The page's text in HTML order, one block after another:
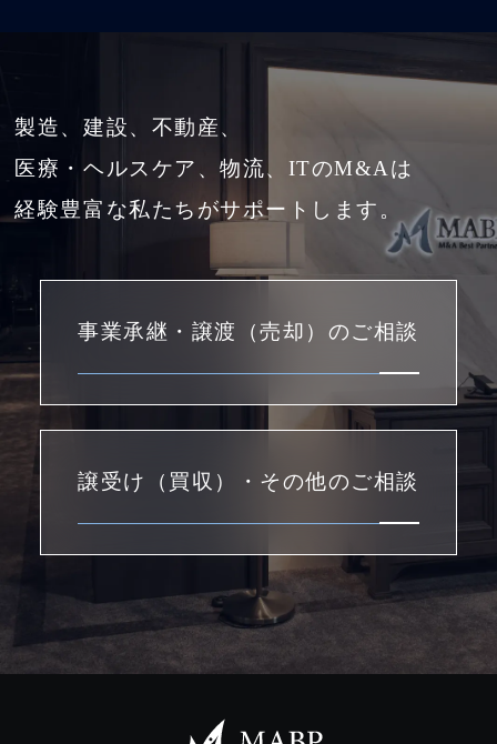
製造、建設、不動産、
医療・ヘルスケア、物流、ITのM&Aは
経験豊富な私たちがサポートします。
事業承継・譲渡（売却）のご相談
譲受け（買収）・その他のご相談